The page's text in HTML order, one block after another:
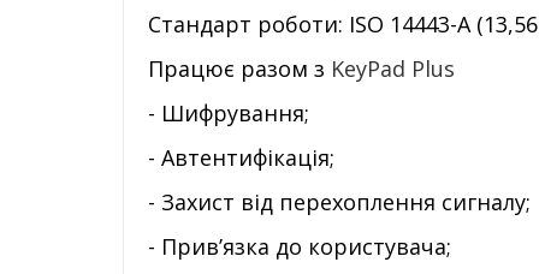
Стандарт роботи: ISO 14443-А
Працює разом з KeyPad Plus
- Шифрування;
- Автентифікація;
- Захист від перехоплення сигналу;
- Прив’язка до користувача;